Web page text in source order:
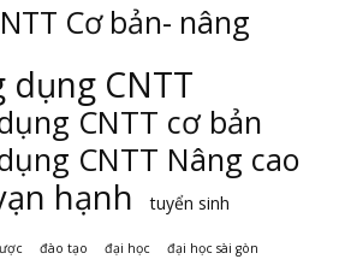
Cơ bản- nâng
CNTT
CNTT cơ bản
CNTT Nâng cao
hạnh tuyển sinh
đào tạo đại học đại học sài gòn